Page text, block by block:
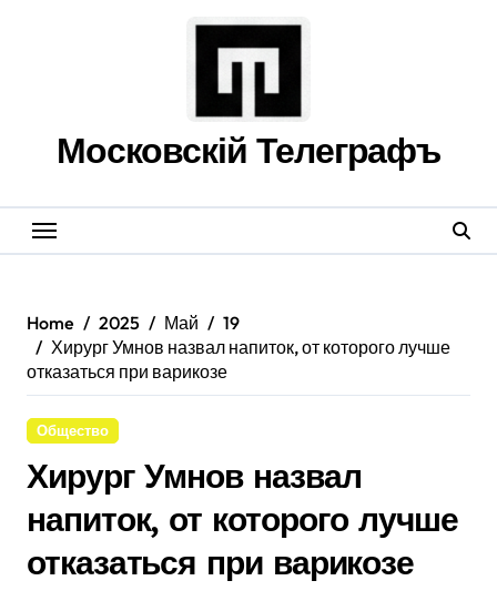
Московскій Телеграфъ
Home 2025 Май
19
Хирург Умнов назвал напиток, от которого лучше
отказаться при варикозе
Общество
Хирург Умнов назвал
напиток, от которого лучше
отказаться при варикозе